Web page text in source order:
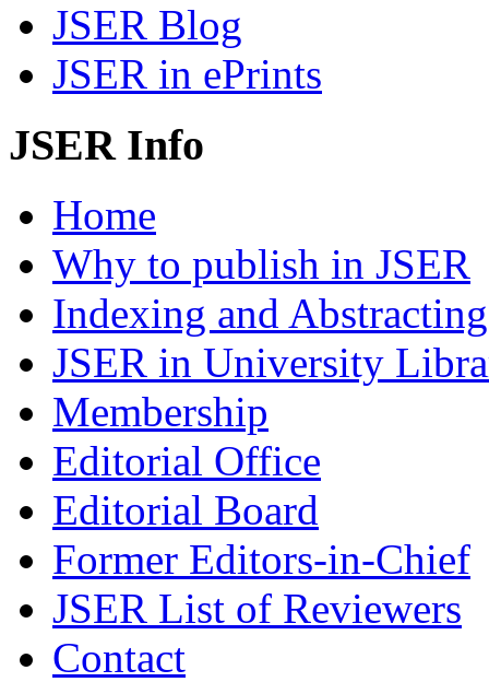
JSER Blog
JSER in ePrints
JSER Info
Home
Why to publish in JSER
Indexing and Abstracting
JSER in University
Membership
Editorial Office
Editorial Board
Former Editors-in-Chief
JSER List of Reviewers
Contact